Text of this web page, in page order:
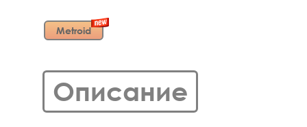
Metroid
Описание